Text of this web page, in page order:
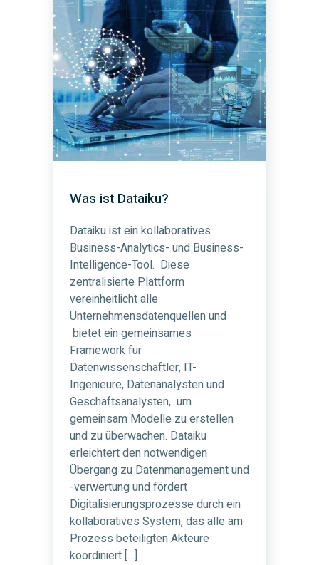
Was ist Dataiku?
Dataiku ist ein kollaboratives
Business-Analytics- und Business-
Intelligence-Tool. Diese
zentralisierte Plattform
vereinheitlicht alle
Unternehmensdatenquellen und
bietet ein gemeinsames
Framework für
Datenwissenschaftler, IT-
Ingenieure, Datenanalysten und
Geschäftsanalysten, um
gemeinsam Modelle zu erstellen
und zu überwachen. Dataiku
erleichtert den notwendigen
Übergang zu Datenmanagement und
-verwertung und fördert
Digitalisierungsprozesse durch ein
kollaboratives System, das alle am
Prozess beteiligten Akteure
koordiniert […]